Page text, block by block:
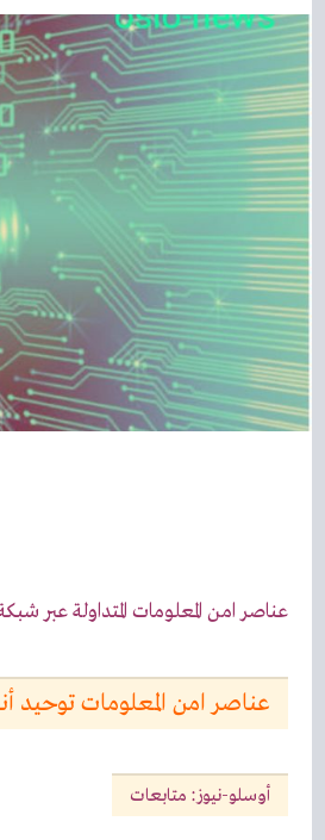
عناصر امن المعلومات المتداولة عبر
عناصر امن المعلومات توحيد
أوسلو-نيوز: متابعات